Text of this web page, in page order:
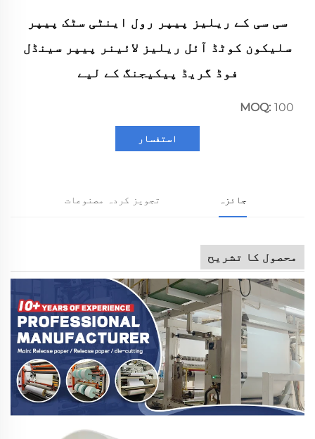
سی سی کے ریلیز پیپر رول اینٹی سٹک پیپر
سلیکون کوٹڈ آئل ریلیز لائینر پیپر سینڈل
فوڈ گریڈ پیکیجنگ کے لیے
MOQ: 100
استفسار
جائزہ تجویز کردہ مصنوعات
محصول کا تشریح